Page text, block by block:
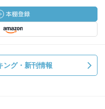
ング・新刊情報